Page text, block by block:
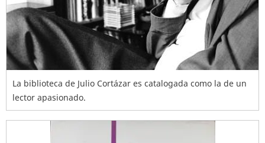
La biblioteca de Julio Cortázar es catalogada como la de un
lector apasionado.